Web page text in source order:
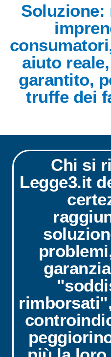
Soluzione:
aiuto
garantito,
truffe dei
Chi si
Legge3.it